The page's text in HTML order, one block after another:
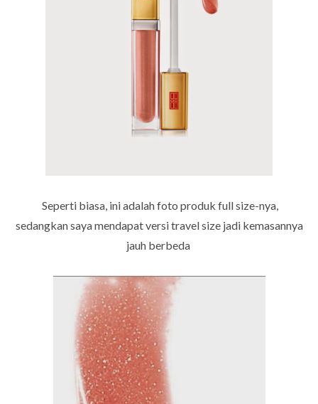
Seperti biasa, ini adalah foto produk full size-nya,
sedangkan saya mendapat versi travel size jadi kemasannya
jauh berbeda